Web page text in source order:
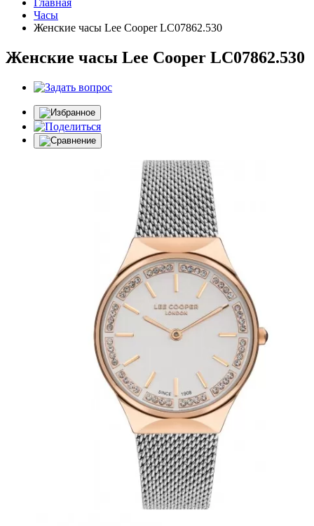
Главная
Часы
Женские часы Lee Cooper LC07862.530
Женские часы Lee Cooper LC07862.530